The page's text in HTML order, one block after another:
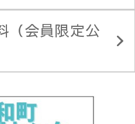
（会員限定公